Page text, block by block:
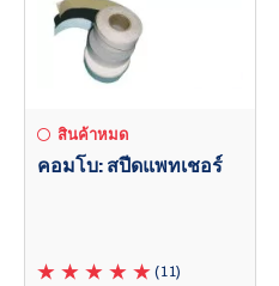
สินค้าหมด
คอมโบ: สปีดแพทเชอร์
(11)